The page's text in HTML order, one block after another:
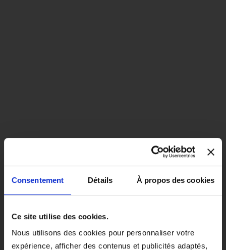
Consentement Détails À propos des cookies
Ce site utilise des cookies.
Nous utilisons des cookies pour personnaliser votre
expérience, afficher des contenus et publicités adaptés,
close
EN COLORIS NOIR, CE PRODUIT
SEPTEMBRE 2026.